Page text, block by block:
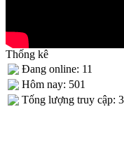
Thống kê
Đang online: 11
Hôm nay: 501
Tống lượng truy cập: